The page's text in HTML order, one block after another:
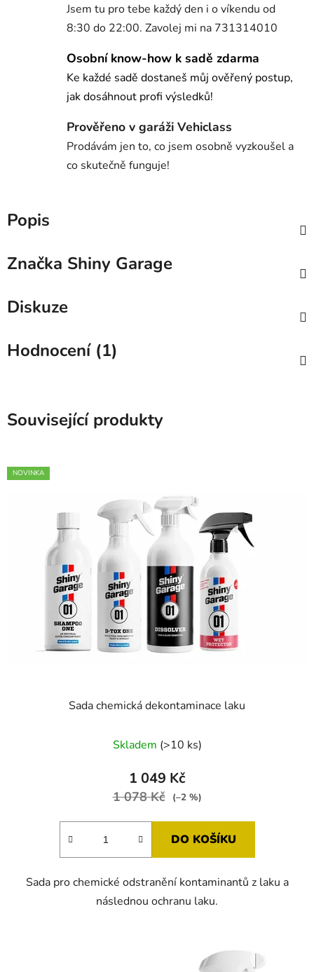
Jsem tu pro tebe každý den i o víkendu od
8:30 do 22:00. Zavolej mi na 731314010
Osobní know-how k sadě zdarma
Ke každé sadě dostaneš můj ověřený postup,
jak dosáhnout profi výsledků!
Prověřeno v garáži Vehiclass
Prodávám jen to, co jsem osobně vyzkoušel a
co skutečně funguje!
Popis
Značka Shiny Garage
Diskuze
Hodnocení (1)
Související produkty
NOVINKA
Sada chemická dekontaminace laku
hodnocení
produktu
je
Skladem (>10 ks)
1 049 Kč
1 078 Kč (–2 %)
DO KOŠÍKU
Sada pro chemické odstranění kontaminantů z laku a
následnou ochranu laku.